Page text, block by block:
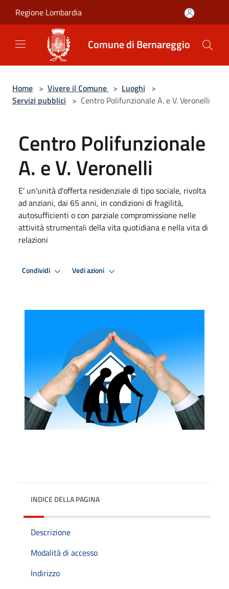
Regione Lombardia
Comune di Bernareggio
Home > Vivere il Comune > Luoghi >
Servizi pubblici > Centro Polifunzionale A. e V. Veronelli
Centro Polifunzionale
A. e V. Veronelli
E' un'unità d'offerta residenziale di tipo sociale, rivolta
ad anziani, dai 65 anni, in condizioni di fragilità,
autosufficienti o con parziale compromissione nelle
attività strumentali della vita quotidiana e nella vita di
relazioni
Condividi Vedi azioni
INDICE DELLA PAGINA
Descrizione
Modalità di accesso
Indirizzo